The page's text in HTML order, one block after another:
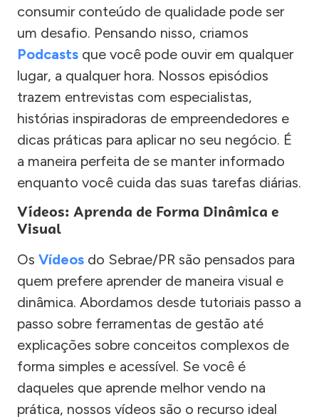
consumir conteúdo de qualidade pode ser
um desafio. Pensando nisso, criamos
Podcasts que você pode ouvir em qualquer
lugar, a qualquer hora. Nossos episódios
trazem entrevistas com especialistas,
histórias inspiradoras de empreendedores e
dicas práticas para aplicar no seu negócio. É
a maneira perfeita de se manter informado
enquanto você cuida das suas tarefas diárias.
Vídeos: Aprenda de Forma Dinâmica e
Visual
Os Vídeos do Sebrae/PR são pensados para
quem prefere aprender de maneira visual e
dinâmica. Abordamos desde tutoriais passo a
passo sobre ferramentas de gestão até
explicações sobre conceitos complexos de
forma simples e acessível. Se você é
daqueles que aprende melhor vendo na
prática, nossos vídeos são o recurso ideal